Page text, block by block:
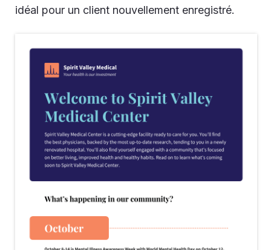
idéal pour un client nouvellement enregistré.